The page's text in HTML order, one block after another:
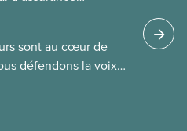
du SCFP dans
avantages
sont au cœur de
défendons la voix